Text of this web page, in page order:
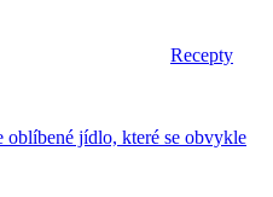
Recepty
oblíbené jídlo, které se obvykle